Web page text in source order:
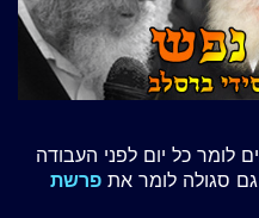
לומר כל יום לפני העבודה
סגולה לומר את פרשת